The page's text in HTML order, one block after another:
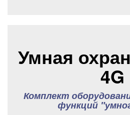
Умная
4G
Комплект
функций